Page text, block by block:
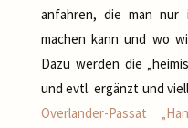
anfahren, die man nur
machen kann und wo
Dazu werden die
und evtl. ergänzt und
Overlander-Passat